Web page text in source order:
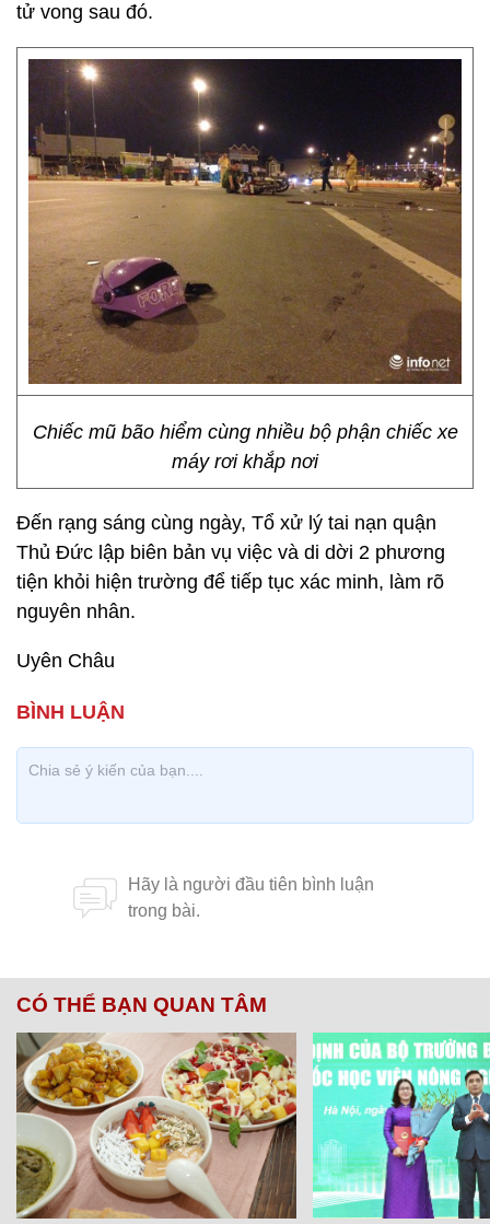
tử vong sau đó.
Chiếc mũ bão hiểm cùng nhiều bộ phận chiếc xe
máy rơi khắp nơi
Đến rạng sáng cùng ngày, Tổ xử lý tai nạn quận
Thủ Đức lập biên bản vụ việc và di dời 2 phương
tiện khỏi hiện trường để tiếp tục xác minh, làm rõ
nguyên nhân.
Uyên Châu
CÓ THỂ BẠN QUAN TÂM